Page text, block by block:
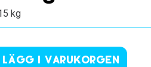
kg
Lägg i varukorgen